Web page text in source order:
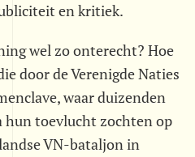
en kritiek.
wel zo onterecht? Hoe
door de Verenigde Naties
waar duizenden
hun toevlucht zochten op
VN-bataljon in